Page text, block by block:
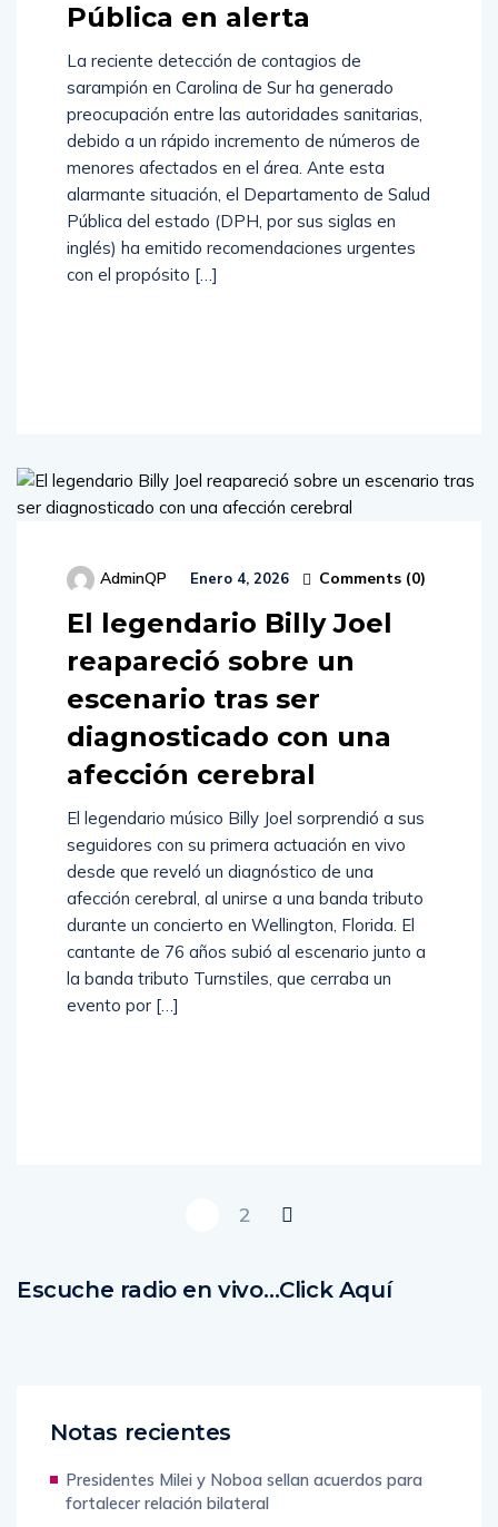
Pública en alerta
La reciente detección de contagios de
sarampión en Carolina de Sur ha generado
preocupación entre las autoridades sanitarias,
debido a un rápido incremento de números de
menores afectados en el área. Ante esta
alarmante situación, el Departamento de Salud
Pública del estado (DPH, por sus siglas en
inglés) ha emitido recomendaciones urgentes
con el propósito […]
AdminQP Enero 4, 2026 Comments (0)
El legendario Billy Joel
reapareció sobre un
escenario tras ser
diagnosticado con una
afección cerebral
El legendario músico Billy Joel sorprendió a sus
seguidores con su primera actuación en vivo
desde que reveló un diagnóstico de una
afección cerebral, al unirse a una banda tributo
durante un concierto en Wellington, Florida. El
cantante de 76 años subió al escenario junto a
la banda tributo Turnstiles, que cerraba un
evento por […]
2
Escuche radio en vivo…Click Aquí
Notas recientes
Presidentes Milei y Noboa sellan acuerdos para
fortalecer relación bilateral